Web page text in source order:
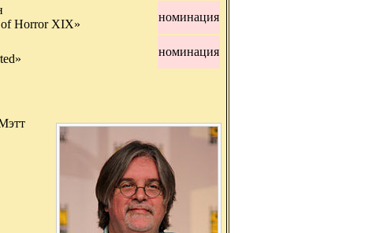
of Horror XIX»
номинация
номинация